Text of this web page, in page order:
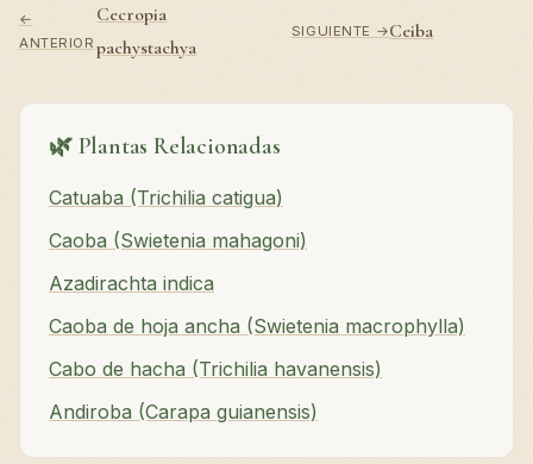
←
ANTERIOR
Cecropia
pachystachya
SIGUIENTE →Ceiba
🌿 Plantas Relacionadas
Catuaba (Trichilia catigua)
Caoba (Swietenia mahagoni)
Azadirachta indica
Caoba de hoja ancha (Swietenia macrophylla)
Cabo de hacha (Trichilia havanensis)
Andiroba (Carapa guianensis)